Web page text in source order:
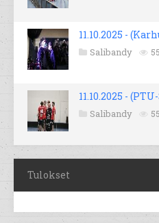
11.10.2025 -
Salibandy
11.10.2025 -
Salibandy
Tulokset